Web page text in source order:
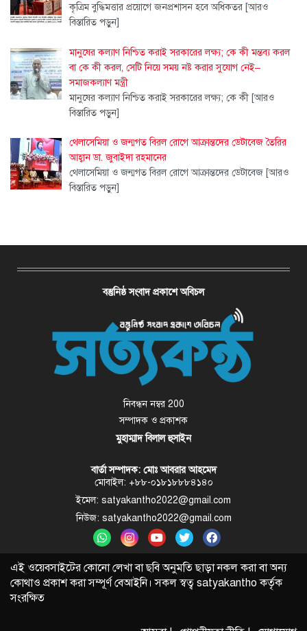
কৃত্রিম বুদ্ধিমত্তার প্রয়োগে জনপ্রশাসন হবে অধিকতর [আরও
বিস্তারিত পড়ুন]
মানুষের কল্যাণ নিশ্চিত করাই সরকারের লক্ষ্য; কে কী মন্তব্য করল
বা কে কী করল, সেটি নিয়ে সময় নষ্ট করার সুযোগ নেই–
সমাজকল্যাণ মন্ত্রী
মানুষের কল্যাণ নিশ্চিত করাই সরকারের লক্ষ্য; কে কী [আরও
বিস্তারিত পড়ুন]
থেলাসেমিয়া ও জন্মগত বিরল রোগে আক্রান্তদের ডেটাবেজ তৈরির
আহ্বান ডা. জুবাইদা রহমানের
থেলাসেমিয়া ও জন্মগত বিরল রোগে আক্রান্তদের ডেটাবেজ [আরও
বিস্তারিত পড়ুন]
বস্তুনিষ্ঠ সংবাদ প্রকাশে অবিচল
নিবন্ধন নম্বর 200
সম্পাদক ও প্রকাশক
মুহাম্মাদ বিলাল হুসাইন
বার্তা সম্পাদক: মোঃ আবরার আহমেদ
মোবাইল: +৮৮-০১৮১৮৮৮৪১৪০
ইমেল: satyakantho2022@gmail.com
নিউজ: satyakantho2022@gmail.com
এই ওয়েবসাইটের কোনো লেখা বা ছবি অনুমতি ছাড়া নকল করা বা অন্য
কোথাও প্রকাশ করা সম্পূর্ণ বেআইনি। সকল স্বত্ব satyakantho কর্তৃক
সংরক্ষিত